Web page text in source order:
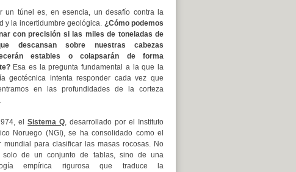
un túnel es, en esencia, un desafío contra la
y la incertidumbre geológica. ¿Cómo podemos
con precisión si las miles de toneladas de
descansan sobre nuestras cabezas
estables o colapsarán de forma
Esa es la pregunta fundamental a la que la
geotécnica intenta responder cada vez que
en las profundidades de la corteza
elSistema Q, desarrollado por el Instituto
Noruego (NGI), se ha consolidado como el
mundial para clasificar las masas rocosas. No
solo de un conjunto de tablas, sino de una
empírica rigurosa que traduce la